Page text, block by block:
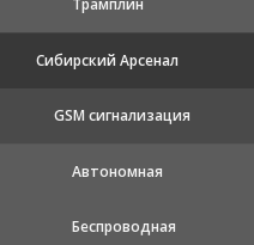
Сибирский Арсенал
GSM сигнализация
Автономная
Беспроводная